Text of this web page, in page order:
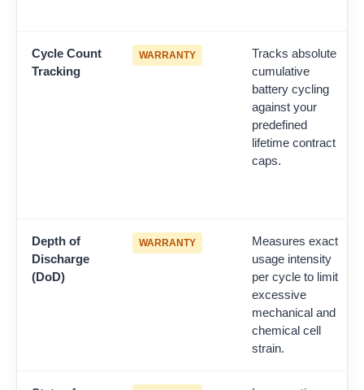
Cycle Count
Tracking
WARRANTY
Tracks absolute
cumulative
battery cycling
against your
predefined
lifetime contract
caps.
Depth of
Discharge
(DoD)
WARRANTY
Measures exact
usage intensity
per cycle to limit
excessive
mechanical and
chemical cell
strain.